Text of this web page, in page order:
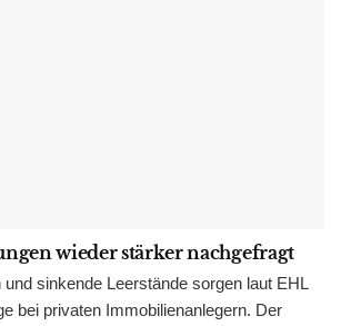
wieder stärker nachgefragt
und sinkende Leerstände sorgen laut EHL
bei privaten Immobilienanlegern. Der